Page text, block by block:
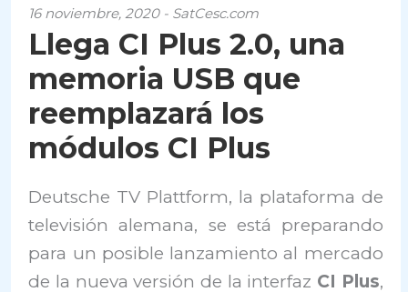
16 noviembre, 2020 - SatCesc.com
Llega CI Plus 2.0, una
memoria USB que
reemplazará los
módulos CI Plus
Deutsche TV Plattform, la plataforma de
televisión alemana, se está preparando
para un posible lanzamiento al mercado
de la nueva versión de la interfaz CI Plus,